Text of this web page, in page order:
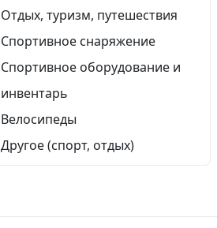
Отдых, туризм, путешествия
Спортивное снаряжение
Спортивное оборудование и
инвентарь
Велосипеды
Другое (спорт, отдых)